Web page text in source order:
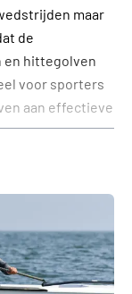
maar
de
hittegolven
voor sporters
aan effectieve
nog groter voor
nog niet in
of
van het lichaam